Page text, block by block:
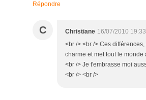
Répondre
C Christiane 16/07/2010 19:33
<br /> <br /> Ces
charme et met tout le monde
<br /> Je t'embrasse moi
<br /> <br />